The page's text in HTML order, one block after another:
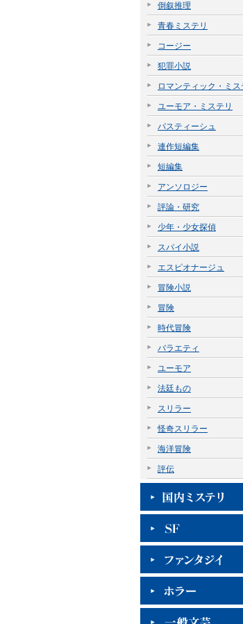
倒叙推理
青春ミステリ
コージー
犯罪小説
ロマンティック・ミス
ユーモア・ミステリ
パスティーシュ
連作短編集
短編集
アンソロジー
評論・研究
少年・少女探偵
スパイ小説
エスピオナージュ
冒険小説
冒険
時代冒険
バラエティ
ユーモア
法廷もの
スリラー
怪奇スリラー
海洋冒険
評伝